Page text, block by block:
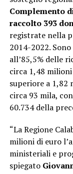
Complemento
raccolto 393
registrate nella
2014-2022.
all’85,5% delle
circa 1,48
superiore a 1,82
circa 93 mila,
60.734 della
“La Regione
milioni di euro
ministeriali e
spiegato